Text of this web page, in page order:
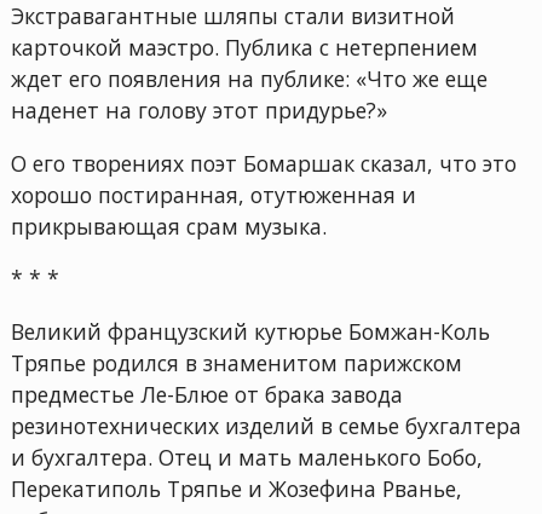
Экстравагантные шляпы стали визитной
карточкой маэстро. Публика с нетерпением
ждет его появления на публике: «Что же еще
наденет на голову этот придурье?»
О его творениях поэт Бомаршак сказал, что это
хорошо постиранная, отутюженная и
прикрывающая срам музыка.
* * *
Великий французский кутюрье Бомжан-Коль
Тряпье родился в знаменитом парижском
предместье Ле-Блюе от брака завода
резинотехнических изделий в семье бухгалтера
и бухгалтера. Отец и мать маленького Бобо,
Перекатиполь Тряпье и Жозефина Рванье,